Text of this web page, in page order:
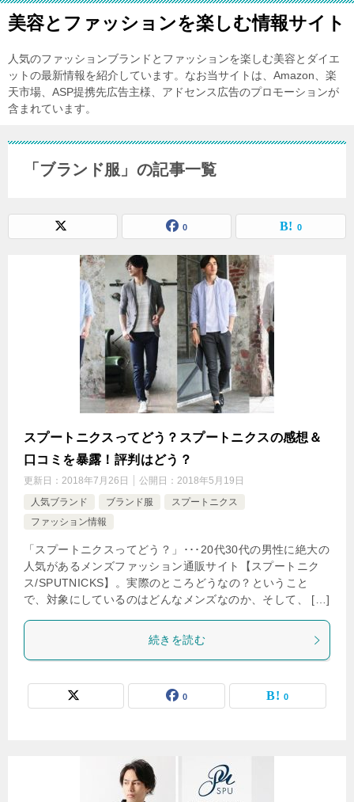
美容とファッションを楽しむ情報サイト
人気のファッションブランドとファッションを楽しむ美容とダイエ
ットの最新情報を紹介しています。なお当サイトは、Amazon、楽
天市場、ASP提携先広告主様、アドセンス広告のプロモーションが
含まれています。
「ブランド服」の記事一覧
0 0
スプートニクスってどう？スプートニクスの感想＆
口コミを暴露！評判はどう？
更新日： 2018年7月26日 公開日： 2018年5月19日
人気ブランド
ブランド服
スプートニクス
ファッション情報
「スプートニクスってどう？」･･･20代30代の男性に絶大の
人気があるメンズファッション通販サイト【スプートニク
ス/SPUTNICKS】。実際のところどうなの？ということ
で、対象にしているのはどんなメンズなのか、そして、 […]
続きを読む
0 0